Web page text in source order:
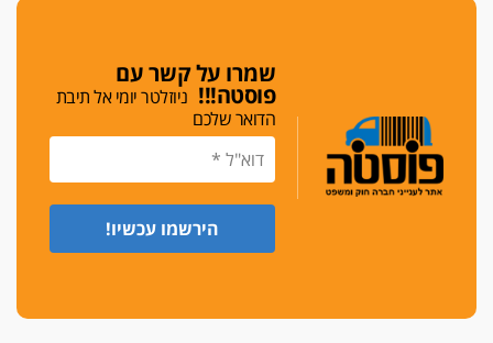
השלטון" בעידן עמית בכר
נכנס לאינדקס
עו"ד חגי בנימין חצה את הקווים, מפרקליטות ת"א
למשרד פרטי חדש
עורך דין נעצר בחשד לסחיטת ראש המועצה יאנוח
כפר מנדא: עורך דין נעצר בחשד להחזקת שני אקדח
שמרו על קשר עם
פוסטה!!! ניוזלטר יומי אל תיבת
הדואר שלכם